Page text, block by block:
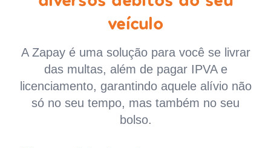
veículo
A Zapay é uma solução para você se livrar
das multas, além de pagar IPVA e
licenciamento, garantindo aquele alívio não
só no seu tempo, mas também no seu
bolso.